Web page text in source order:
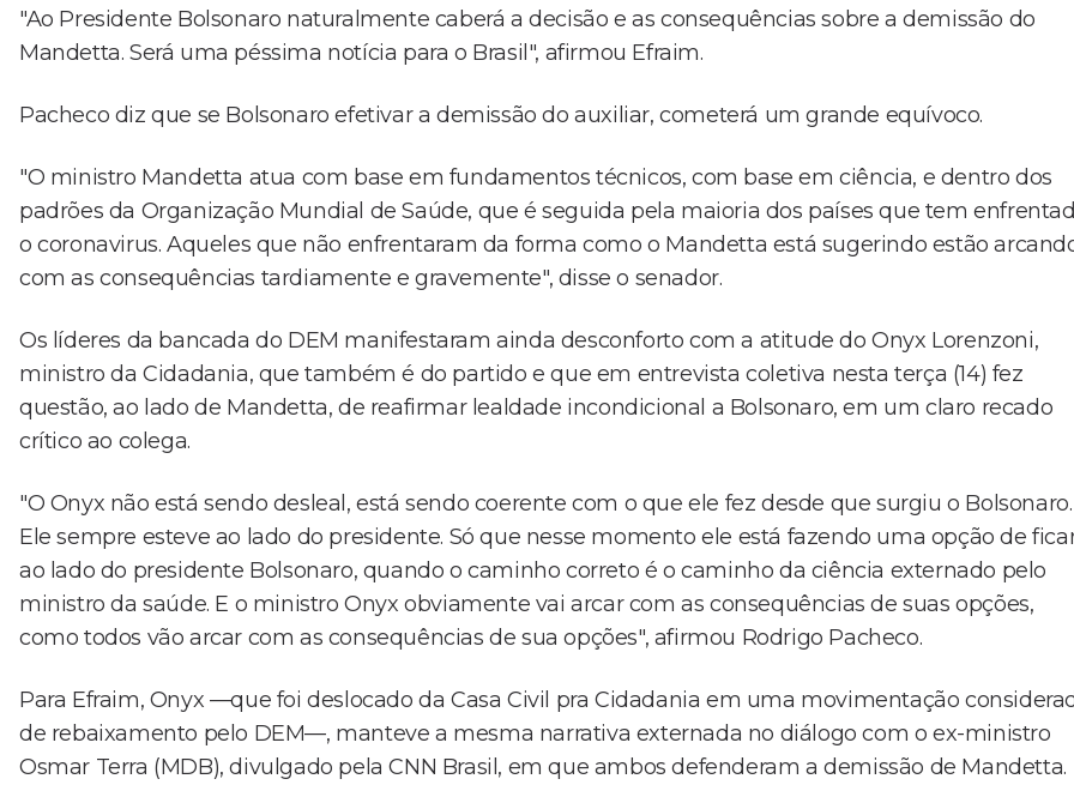
"Ao Presidente Bolsonaro naturalmente caberá a decisão e as consequências sobre a demissão do
Mandetta. Será uma péssima notícia para o Brasil", afirmou Efraim.
Pacheco diz que se Bolsonaro efetivar a demissão do auxiliar, cometerá um grande equívoco.
"O ministro Mandetta atua com base em fundamentos técnicos, com base em ciência, e dentro dos
padrões da Organização Mundial de Saúde, que é seguida pela maioria dos países que tem
o coronavirus. Aqueles que não enfrentaram da forma como o Mandetta está sugerindo estão
com as consequências tardiamente e gravemente", disse o senador.
Os líderes da bancada do DEM manifestaram ainda desconforto com a atitude do Onyx Lorenzoni,
ministro da Cidadania, que também é do partido e que em entrevista coletiva nesta terça (14) fez
questão, ao lado de Mandetta, de reafirmar lealdade incondicional a Bolsonaro, em um claro recado
crítico ao colega.
"O Onyx não está sendo desleal, está sendo coerente com o que ele fez desde que surgiu o Bolsonaro.
Ele sempre esteve ao lado do presidente. Só que nesse momento ele está fazendo uma opção de
ao lado do presidente Bolsonaro, quando o caminho correto é o caminho da ciência externado pelo
ministro da saúde. E o ministro Onyx obviamente vai arcar com as consequências de suas opções,
como todos vão arcar com as consequências de sua opções", afirmou Rodrigo Pacheco.
Para Efraim, Onyx —que foi deslocado da Casa Civil pra Cidadania em uma movimentação
de rebaixamento pelo DEM—, manteve a mesma narrativa externada no diálogo com o ex-ministro
Osmar Terra (MDB), divulgado pela CNN Brasil, em que ambos defenderam a demissão de Mandetta.